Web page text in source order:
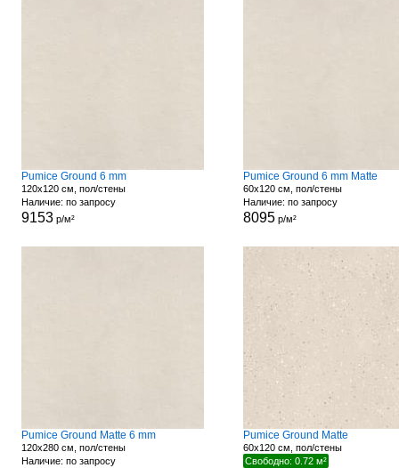
Pumice Ground 6 mm
120x120 см, пол/стены
Наличие: по запросу
9153р/м²
Pumice Ground 6 mm Matte
60x120 см, пол/стены
Наличие: по запросу
8095р/м²
Pumice Ground Matte 6 mm
120x280 см, пол/стены
Наличие: по запросу
Pumice Ground Matte
60x120 см, пол/стены
Свободно: 0.72 м²